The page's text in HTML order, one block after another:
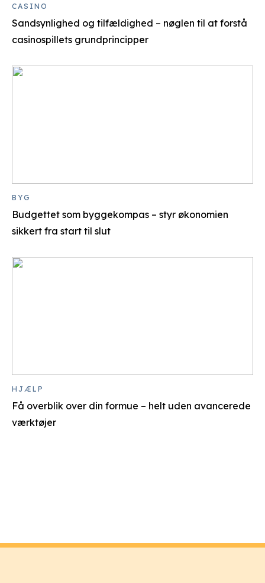
Sandsynlighed og tilfældighed – nøglen til at forstå
casinospillets grundprincipper
CASINO
Budgettet som byggekompas – styr økonomien
sikkert fra start til slut
BYG
Få overblik over din formue – helt uden avancerede
værktøjer
HJÆLP